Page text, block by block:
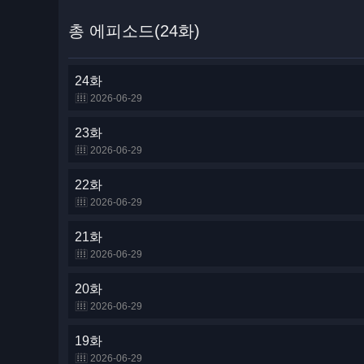
총 에피소드(24화)
24화
2026-06-29
23화
2026-06-29
22화
2026-06-29
21화
2026-06-29
20화
2026-06-29
19화
2026-06-29